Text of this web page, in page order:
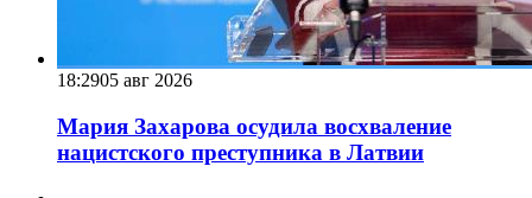
18:2905 авг 2026
Мария Захарова осудила восхваление
нацистского преступника в Латвии